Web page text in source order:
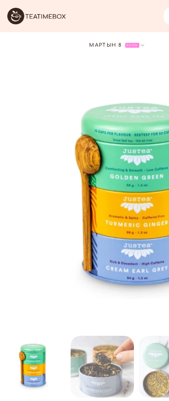
МАРТЫН 8 SOON